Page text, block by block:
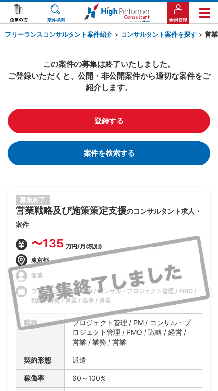
フリーランスコンサルタント案件紹介 > コンサルタント案件を探す > 営
この案件の募集は終了いたしました。
ご登録いただくと、公開・非公開案件から適切な案件をご
紹介します。
登録する
案件を検索する
募集終了
営業戦略及び施策策定支援のコンサルタント求人・
案件
〜135 万円/月(税別)
東京都
派遣
プロジェクト管理 / PM / コンサル・プロジェクト管理 / PMO /
戦略 / 経営 / 営業 / 業務 / 営業
職種
プロジェクト管理 / PM / コンサル・プ
ロジェクト管理 / PMO / 戦略 / 経営 /
営業 / 業務 / 営業
契約形態 派遣
稼働率 60～100%